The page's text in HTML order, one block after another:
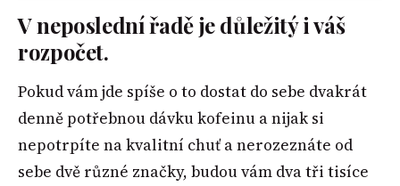
V neposlední řadě je důležitý i váš
rozpočet.
Pokud vám jde spíše o to dostat do sebe dvakrát
denně potřebnou dávku kofeinu a nijak si
nepotrpíte na kvalitní chuť a nerozeznáte od
sebe dvě různé značky, budou vám dva tři tisíce